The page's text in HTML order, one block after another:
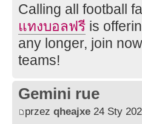
Calling all football
แทงบอลฟรี is
any longer, join
teams!
Gemini rue
przez qheajxe 24 Sty